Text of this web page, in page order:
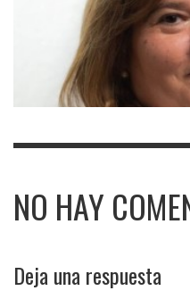
NO HAY
Deja una respuesta